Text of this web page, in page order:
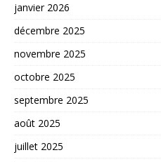
janvier 2026
décembre 2025
novembre 2025
octobre 2025
septembre 2025
août 2025
juillet 2025